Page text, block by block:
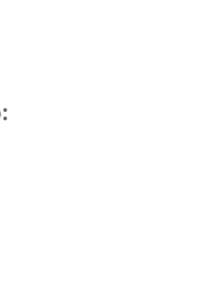
промышленных